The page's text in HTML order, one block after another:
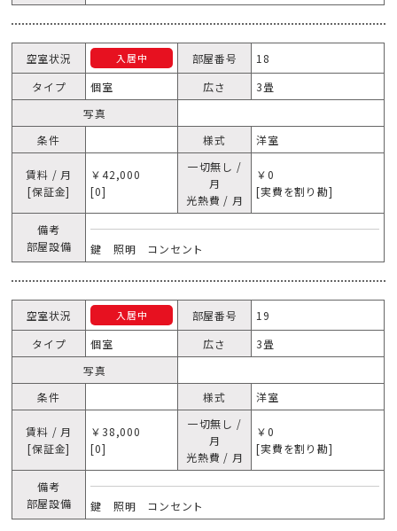
空室状況 入居中 部屋番号
18
タイプ
個室 広さ
3畳
写真
条件
様式 洋室
賃料 / 月
[保証金]
￥42,000
[0]
一切無し /
月
光熱費 / 月
￥0
[実費を割り勘]
備考
部屋設備
鍵 照明 コンセント
空室状況 入居中 部屋番号
19
タイプ
個室 広さ
3畳
写真
条件
様式 洋室
賃料 / 月
[保証金]
￥38,000
[0]
一切無し /
月
光熱費 / 月
￥0
[実費を割り勘]
備考
部屋設備
鍵 照明 コンセント